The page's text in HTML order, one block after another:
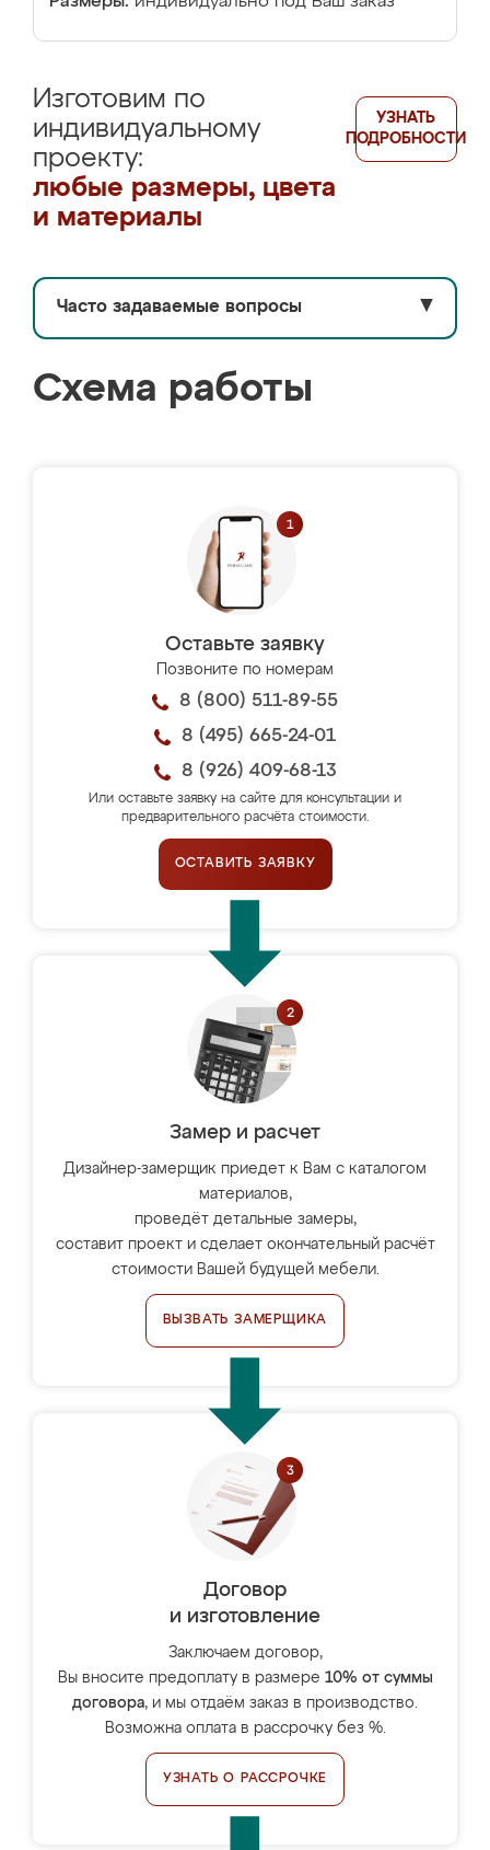
Изготовим по
индивидуальному
проекту:
любые размеры, цвета
и материалы
УЗНАТЬ
ПОДРОБНОСТИ
Часто задаваемые вопросы ▼
Схема работы
Оставьте заявку
Позвоните по номерам
8 (800) 511-89-55
8 (495) 665-24-01
8 (926) 409-68-13
Или оставьте заявку на сайте для консультации и
предварительного расчёта стоимости.
ОСТАВИТЬ ЗАЯВКУ
Замер и расчет
Дизайнер-замерщик приедет к Вам с каталогом
материалов,
проведёт детальные замеры,
составит проект и сделает окончательный расчёт
стоимости Вашей будущей мебели.
ВЫЗВАТЬ ЗАМЕРЩИКА
Договор
и изготовление
Заключаем договор,
Вы вносите предоплату в размере 10% от суммы
договора, и мы отдаём заказ в производство.
Возможна оплата в рассрочку без %.
УЗНАТЬ О РАССРОЧКЕ